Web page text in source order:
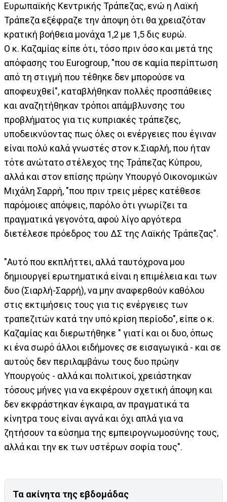
Ευρωπαϊκής Κεντρικής Τράπεζας, ενώ η Λαϊκή
Τράπεζα εξέφραζε την άποψη ότι θα χρειαζόταν
κρατική βοήθεια μονάχα 1,2 με 1,5 δις ευρώ.
Ο κ. Καζαμίας είπε ότι, τόσο πριν όσο και μετά της
απόφασης του Eurogroup, "που σε καμία περίπτωση
από τη στιγμή που τέθηκε δεν μπορούσε να
αποφευχθεί", καταβλήθηκαν πολλές προσπάθειες
και αναζητήθηκαν τρόποι απάμβλυνσης του
προβλήματος για τις κυπριακές τράπεζες,
υποδεικνύοντας πως όλες οι ενέργειες που έγιναν
είναι πολύ καλά γνωστές στον κ.Σιαρλή, που ήταν
τότε ανώτατο στέλεχος της Τράπεζας Κύπρου,
αλλά και στον επίσης πρώην Υπουργό Οικονομικών
Μιχάλη Σαρρή, "που πριν τρεις μέρες κατέθεσε
παρόμοιες απόψεις, παρόλο ότι γνωρίζει τα
πραγματικά γεγονότα, αφού λίγο αργότερα
διετέλεσε πρόεδρος του ΔΣ της Λαϊκής Τράπεζας".
"Αυτό που εκπλήττει, αλλά ταυτόχρονα μου
δημιουργεί ερωτηματικά είναι η επιμέλεια και των
δυο (Σιαρλή-Σαρρή), να μην αναφερθούν καθόλου
στις εκτιμήσεις τους για τις ενέργειες των
τραπεζιτών κατά την υπό κρίση περίοδο", είπε ο κ.
Καζαμίας και διερωτήθηκε " γιατί και οι δυο, όπως
κι ένα σωρό άλλοι ειδήμονες σε εισαγωγικά - και σε
αυτούς δεν περιλαμβάνω τους δυο πρώην
Υπουργούς - αλλά και πολιτικοί, χρειάστηκαν
τόσους μήνες για να εκφέρουν σχετική άποψη και
δεν εκφράστηκαν έγκαιρα, αν πραγματικά τα
κίνητρα τους είναι αγνά και όχι απλά για να
ζητήσουν τα εύσημα της εμπειρογνωμοσύνης τους,
αλλά και την εκ των υστέρων σοφία τους".
Τα ακίνητα της εβδομάδας